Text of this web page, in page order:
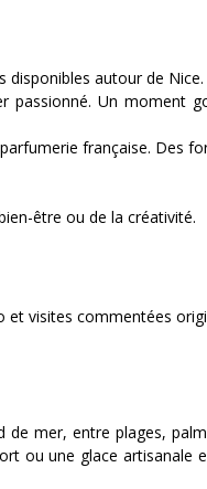
disponibles autour de Nice.
passionné. Un moment
française. Des
être ou de la créativité.
visites commentées
mer, entre plages,
ou une glace artisanale